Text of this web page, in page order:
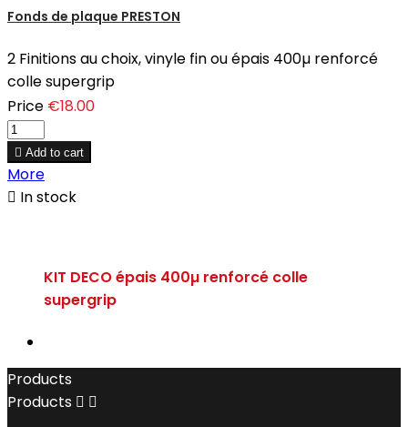
Fonds de plaque PRESTON
2 Finitions au choix, vinyle fin ou épais 400µ renforcé
colle supergrip
Price €18.00
 Add to cart
More
 In stock
KIT DECO épais 400µ renforcé colle
supergrip
Products
Products  